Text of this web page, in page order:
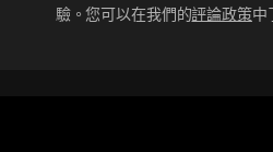
驗。您可以在我們的評論政策中